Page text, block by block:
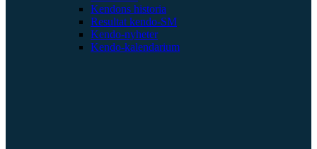
Kendons historia
Resultat kendo-SM
Kendo-nyheter
Kendo-kalendarium